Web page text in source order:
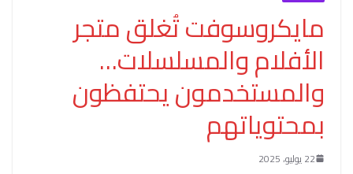
مايكروسوفت تُغلق متجر
الأفلام والمسلسلات…
والمستخدمون يحتفظون
بمحتوياتهم
22 يوليو، 2025